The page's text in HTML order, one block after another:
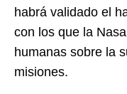
habrá validado el
con los que la
humanas sobre la
misiones.